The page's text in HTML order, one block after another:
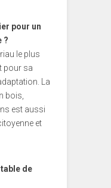
pour un
?
le plus
pour sa
La
bois,
est aussi
et
de